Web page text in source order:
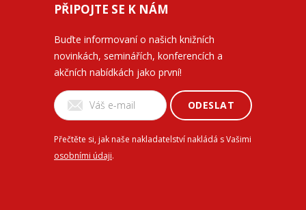
PŘIPOJTE SE K NÁM
Buďte informovaní o našich knižních
novinkách, seminářích, konferencích a
akčních nabídkách jako první!
ODESLAT
Přečtěte si, jak naše nakladatelství nakládá s Vašimi
osobními údaji.